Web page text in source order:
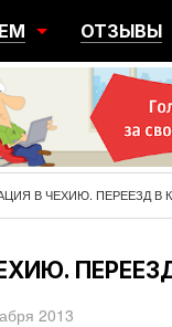
ОТЗЫВЫ
ПЕРЕЕЗДЫ
В ЧЕХИЮ. ПЕРЕЕЗД В
2013